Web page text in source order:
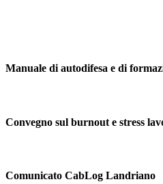
Manuale di autodifesa e di
Convegno sul burnout e stress
Comunicato CabLog Landriano